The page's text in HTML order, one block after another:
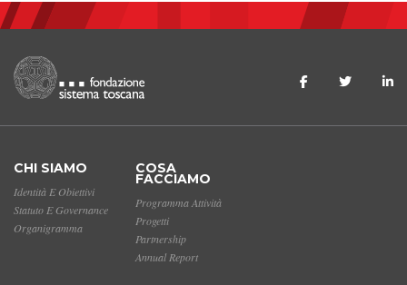
CHI SIAMO
Identità E Obiettivi
Statuto E Governance
Organigramma
COSA
FACCIAMO
Programma Attività
Progetti
Partnership
Annual Report